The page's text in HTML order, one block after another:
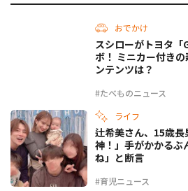
おでかけ
#たべものニュース
スシローがトヨタ
ボ！ ミニカー付き
ンテンツは？
ライフ
#育児ニュース
辻希美さん、15歳
神！」手がかかるぶ
ね」と断言